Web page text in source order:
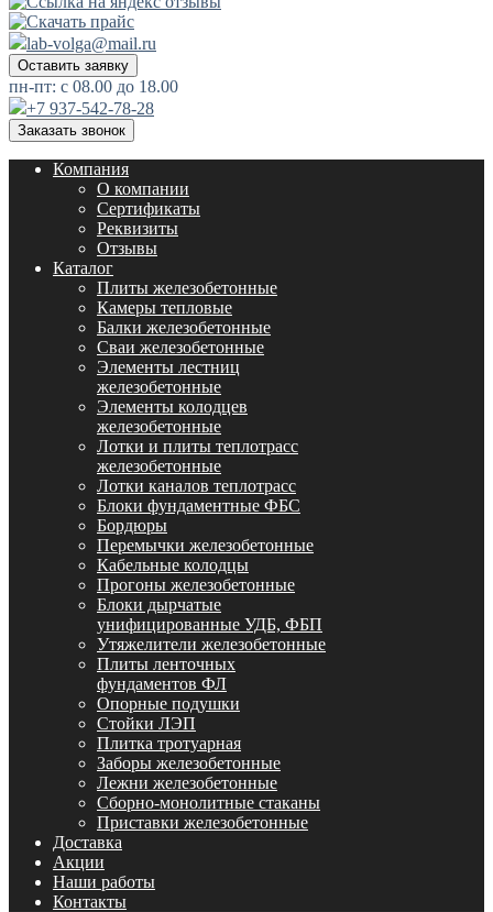
lab-volga@mail.ru
Оставить заявку
пн-пт: с 08.00 до 18.00
+7 937-542-78-28
Заказать звонок
Компания
О компании
Сертификаты
Реквизиты
Отзывы
Каталог
Плиты железобетонные
Камеры тепловые
Балки железобетонные
Сваи железобетонные
Элементы лестниц
железобетонные
Элементы колодцев
железобетонные
Лотки и плиты теплотрасс
железобетонные
Лотки каналов теплотрасс
Блоки фундаментные ФБС
Бордюры
Перемычки железобетонные
Кабельные колодцы
Прогоны железобетонные
Блоки дырчатые
унифицированные УДБ, ФБП
Утяжелители железобетонные
Плиты ленточных
фундаментов ФЛ
Опорные подушки
Стойки ЛЭП
Плитка тротуарная
Заборы железобетонные
Лежни железобетонные
Сборно-монолитные стаканы
Приставки железобетонные
Доставка
Акции
Наши работы
Контакты